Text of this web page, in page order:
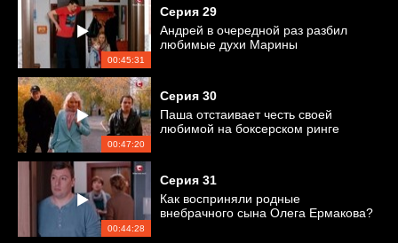
00:45:31
Серия 29
Андрей в очередной раз разбил
любимые духи Марины
00:47:20
Серия 30
Паша отстаивает честь своей
любимой на боксерском ринге
00:44:28
Серия 31
Как восприняли родные
внебрачного сына Олега Ермакова?